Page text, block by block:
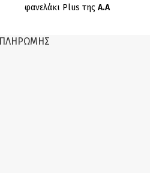
φανελάκι Plus της Α.Α
εξαιρετικά απαλό ύφασμα